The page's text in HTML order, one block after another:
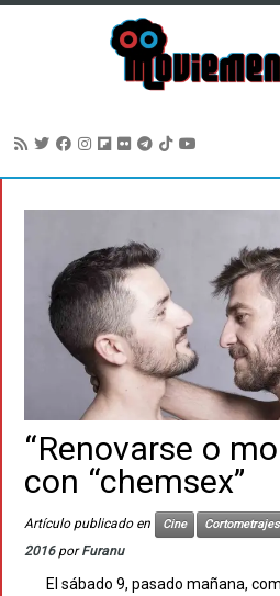
“Renovarse o
con “chemsex”
Artículo publicado en Cine Cortometrajes
2016 porFuranu
El sábado 9, pasado mañana,